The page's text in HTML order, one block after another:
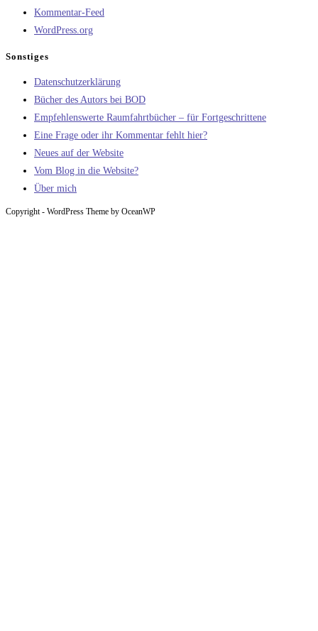
Kommentar-Feed
WordPress.org
Sonstiges
Datenschutzerklärung
Bücher des Autors bei BOD
Empfehlenswerte Raumfahrtbücher – für Fortgeschrittene
Eine Frage oder ihr Kommentar fehlt hier?
Neues auf der Website
Vom Blog in die Website?
Über mich
Copyright - WordPress Theme by OceanWP